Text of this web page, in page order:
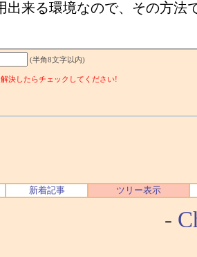
(半角8文字以内)
解決したらチェックしてください!
新着記事 ツリー表示
-